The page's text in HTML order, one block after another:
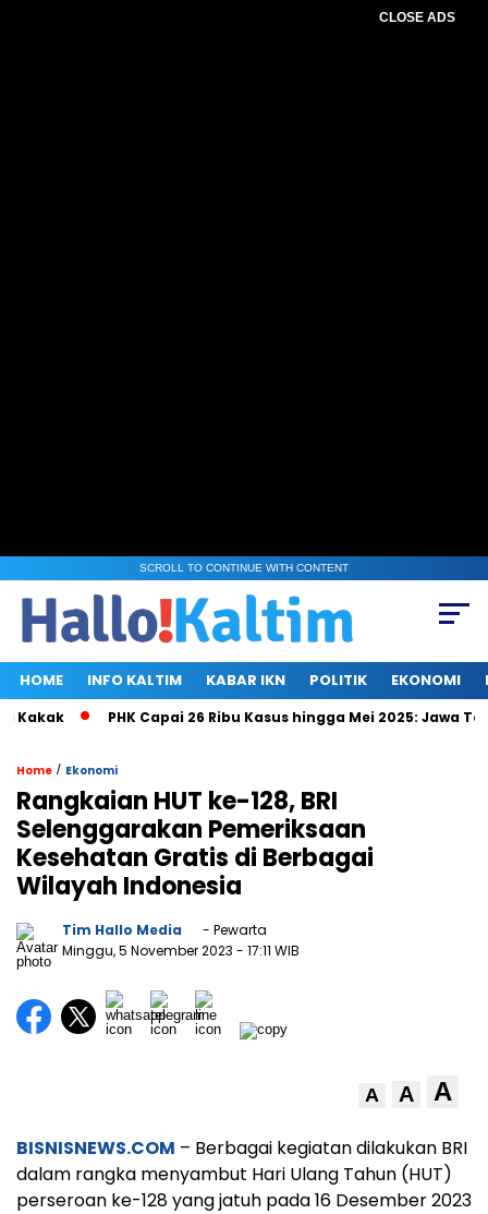
CLOSE ADS
SCROLL TO CONTINUE WITH CONTENT
HOME INFO KALTIM KABAR IKN POLITIK EKONOMI
PHK Capai 26 Ribu Kasus hingga Mei 2025: Jawa
Home / Ekonomi
Rangkaian HUT ke-128, BRI
Selenggarakan Pemeriksaan
Kesehatan Gratis di Berbagai
Wilayah Indonesia
Tim Hallo Media
- Pewarta
Minggu, 5 November 2023 - 17:11 WIB
A A A
BISNISNEWS.COM – Berbagai kegiatan dilakukan BRI
dalam rangka menyambut Hari Ulang Tahun (HUT)
perseroan ke-128 yang jatuh pada 16 Desember 2023